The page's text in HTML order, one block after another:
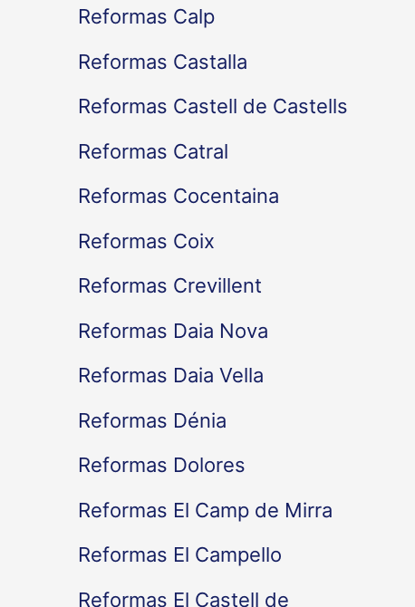
Reformas Calp
Reformas Castalla
Reformas Castell de Castells
Reformas Catral
Reformas Cocentaina
Reformas Coix
Reformas Crevillent
Reformas Daia Nova
Reformas Daia Vella
Reformas Dénia
Reformas Dolores
Reformas El Camp de Mirra
Reformas El Campello
Reformas El Castell de